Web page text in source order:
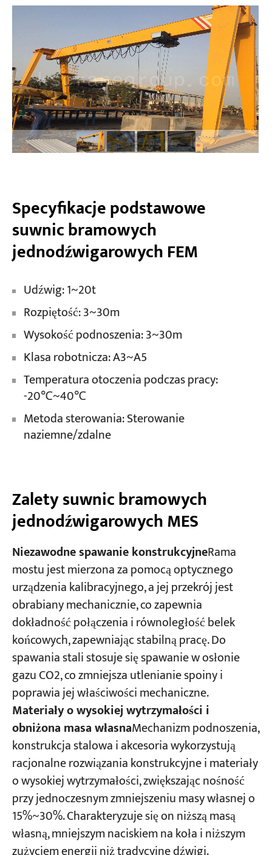
Specyfikacje podstawowe
suwnic bramowych
jednodźwigarowych FEM
Udźwig: 1~20t
Rozpiętość: 3~30m
Wysokość podnoszenia: 3~30m
Klasa robotnicza: A3~A5
Temperatura otoczenia podczas pracy:
-20℃~40℃
Metoda sterowania: Sterowanie
naziemne/zdalne
Zalety suwnic bramowych
jednodźwigarowych MES
Niezawodne spawanie konstrukcyjneRama
mostu jest mierzona za pomocą optycznego
urządzenia kalibracyjnego, a jej przekrój jest
obrabiany mechanicznie, co zapewnia
dokładność połączenia i równoległość belek
końcowych, zapewniając stabilną pracę. Do
spawania stali stosuje się spawanie w osłonie
gazu CO2, co zmniejsza utlenianie spoiny i
poprawia jej właściwości mechaniczne.
Materiały o wysokiej wytrzymałości i
obniżona masa własnaMechanizm podnoszenia,
konstrukcja stalowa i akcesoria wykorzystują
racjonalne rozwiązania konstrukcyjne i materiały
o wysokiej wytrzymałości, zwiększając nośność
przy jednoczesnym zmniejszeniu masy własnej o
15%~30%. Charakteryzuje się on niższą masą
własną, mniejszym naciskiem na koła i niższym